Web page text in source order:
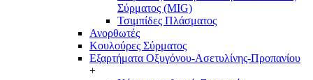
Σύρματος (MIG)
Τσιμπίδες Πλάσματος
Ανορθωτές
Κουλούρες Σύρματος
Εξαρτήματα Οξυγόνου-Ασετυλίνης-Προπανίου
+